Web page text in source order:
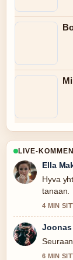
LIVE-
Ella
Hyva
tanaan.
4 MIN
6 MIN